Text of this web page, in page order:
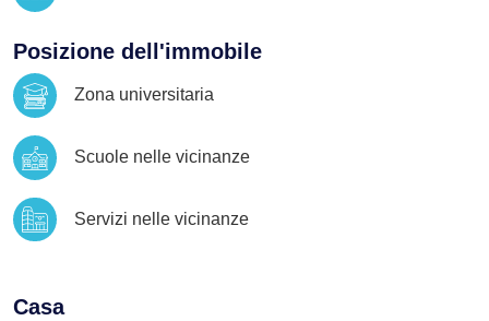
Posizione dell'immobile
Zona universitaria
Scuole nelle vicinanze
Servizi nelle vicinanze
Casa